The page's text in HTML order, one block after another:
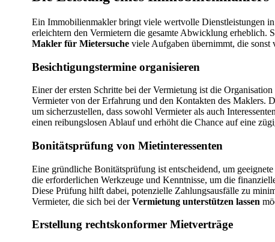
Ein Immobilienmakler bringt viele wertvolle Dienstleistungen
erleichtern den Vermietern die gesamte Abwicklung erheblich.
Makler für Mietersuche viele Aufgaben übernimmt, die
Besichtigungstermine organisieren
Einer der ersten Schritte bei der Vermietung ist die
Vermieter von der Erfahrung und den Kontakten des Maklers.
um sicherzustellen, dass sowohl Vermieter als auch
einen reibungslosen Ablauf und erhöht die Chance auf eine
Bonitätsprüfung von Mietinteressenten
Eine gründliche Bonitätsprüfung ist entscheidend, um
die erforderlichen Werkzeuge und Kenntnisse, um die
Diese Prüfung hilft dabei, potenzielle Zahlungsausfälle zu
Vermieter, die sich bei derVermietung unterstützen lassen
Erstellung rechtskonformer Mietverträge